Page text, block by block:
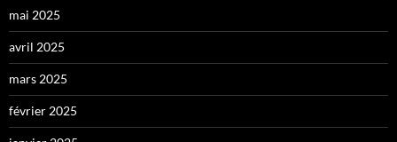
mai 2025
avril 2025
mars 2025
février 2025